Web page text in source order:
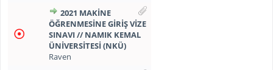
2021 MAKİNE
ÖĞRENMESINE GİRİŞ VİZE
SINAVI // NAMIK KEMAL
ÜNİVERSİTESİ (NKÜ)
Raven